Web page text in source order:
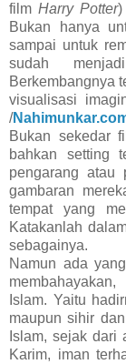
film Harry Potter)
Bukan hanya
sampai untuk
sudah
Berkembangnya
visualisasi
/
Bukan sekedar
bahkan setting
pengarang atau
gambaran
tempat yang
Katakanlah
sebagainya.
Namun ada
Islam. Yaitu
maupun sihir
Islam, sejak dari
Karim, iman